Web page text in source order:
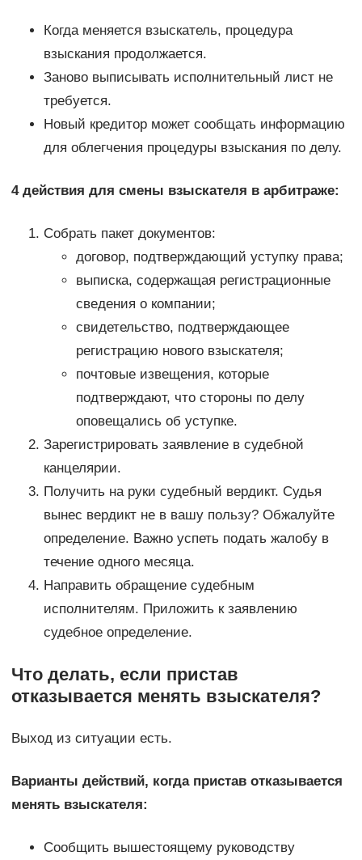
Когда меняется взыскатель, процедура
взыскания продолжается.
Заново выписывать исполнительный лист не
требуется.
Новый кредитор может сообщать информацию
для облегчения процедуры взыскания по делу.
4 действия для смены взыскателя в арбитраже:
Собрать пакет документов:
договор, подтверждающий уступку права;
выписка, содержащая регистрационные
сведения о компании;
свидетельство, подтверждающее
регистрацию нового взыскателя;
почтовые извещения, которые
подтверждают, что стороны по делу
оповещались об уступке.
Зарегистрировать заявление в судебной
канцелярии.
Получить на руки судебный вердикт. Судья
вынес вердикт не в вашу пользу? Обжалуйте
определение. Важно успеть подать жалобу в
течение одного месяца.
Направить обращение судебным
исполнителям. Приложить к заявлению
судебное определение.
Что делать, если пристав
отказывается менять взыскателя?
Выход из ситуации есть.
Варианты действий, когда пристав отказывается
менять взыскателя:
Сообщить вышестоящему руководству